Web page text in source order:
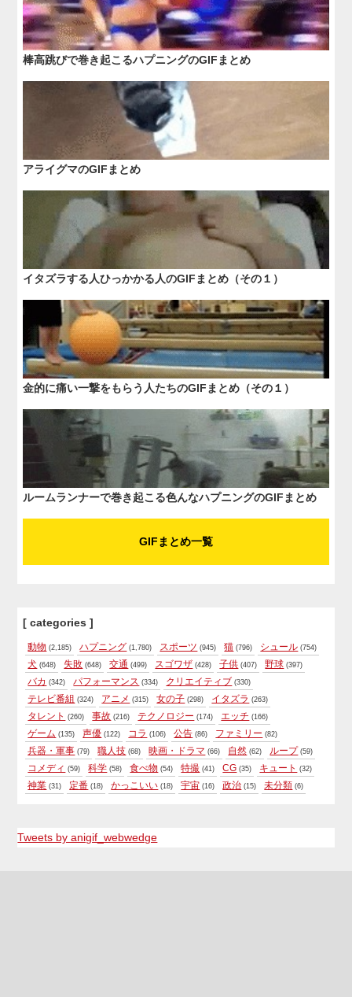
棒高跳びで巻き起こるハプニングのGIFまとめ
アライグマのGIFまとめ
イタズラする人ひっかかる人のGIFまとめ（その１）
金的に痛い一撃をもらう人たちのGIFまとめ（その１）
ルームランナーで巻き起こる色んなハプニングのGIFまとめ
GIFまとめ一覧
[ categories ]
動物 (2,185) ハプニング (1,780) スポーツ (945) 猫 (796) シュール (754)
犬 (648) 失敗 (648) 交通 (499) スゴワザ (428) 子供 (407) 野球 (397)
バカ (342) パフォーマンス (334) クリエイティブ (330)
テレビ番組 (324) アニメ (315) 女の子 (298) イタズラ (263)
タレント (260) 事故 (216) テクノロジー (174) エッチ (166)
ゲーム (135) 声優 (122) コラ (106) 公告 (86) ファミリー (82)
兵器・軍事 (79) 職人技 (68) 映画・ドラマ (66) 自然 (62) ループ (59)
コメディ (59) 科学 (58) 食べ物 (54) 特撮 (41) CG (35) キュート (32)
神業 (31) 定番 (18) かっこいい (18) 宇宙 (16) 政治 (15) 未分類 (6)
Tweets by anigif_webwedge